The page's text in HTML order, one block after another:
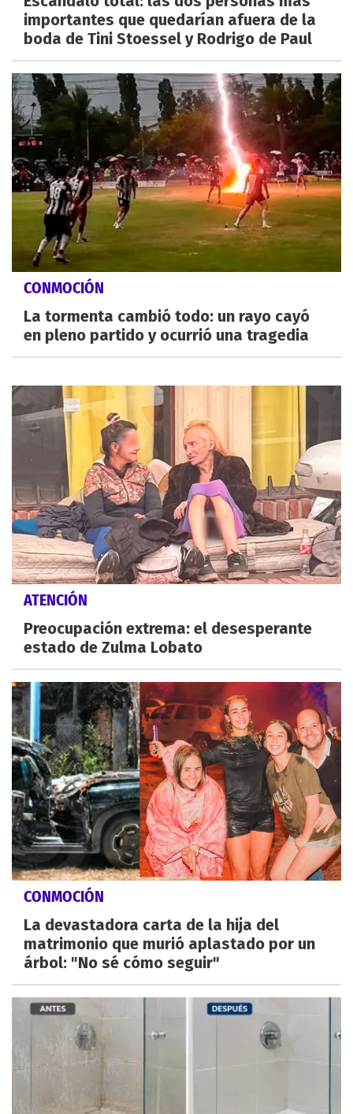
importantes que quedarían afuera de la
boda de Tini Stoessel y Rodrigo de Paul
CONMOCIÓN
La tormenta cambió todo: un rayo cayó
en pleno partido y ocurrió una tragedia
ATENCIÓN
Preocupación extrema: el desesperante
estado de Zulma Lobato
CONMOCIÓN
La devastadora carta de la hija del
matrimonio que murió aplastado por un
árbol: "No sé cómo seguir"